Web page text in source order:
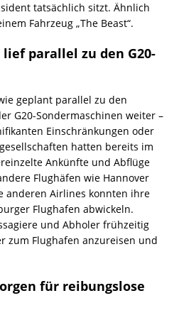
tatsächlich sitzt. Ähnlich
Fahrzeug „The Beast“.
parallel zu den G20-
geplant parallel zu den
G20-Sondermaschinen weiter –
Einschränkungen oder
hatten bereits im
Ankünfte und Abflüge
Flughäfen wie Hannover
anderen Airlines konnten ihre
Flughafen abwickeln.
und Abholer frühzeitig
zum Flughafen anzureisen und
für reibungslose